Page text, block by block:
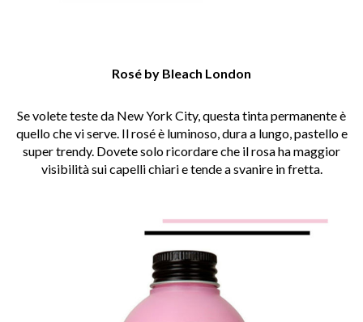
Rosé by Bleach London
Se volete teste da New York City, questa tinta permanente è
quello che vi serve. Il rosé è luminoso, dura a lungo, pastello e
super trendy. Dovete solo ricordare che il rosa ha maggior
visibilità sui capelli chiari e tende a svanire in fretta.